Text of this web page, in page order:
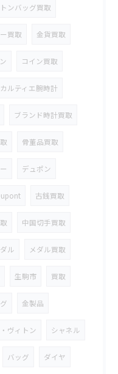
ンバッグ買取
買取 金貨買取
コイン買取
カルティエ腕時計
ブランド時計買取
骨董品買取
デュポン
古銭買取
中国切手買取
ル メダル買取
生駒市 買取
金製品
ヴィトン シャネル
バッグ ダイヤ